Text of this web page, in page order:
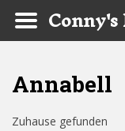
Annabell
Zuhause gefunden